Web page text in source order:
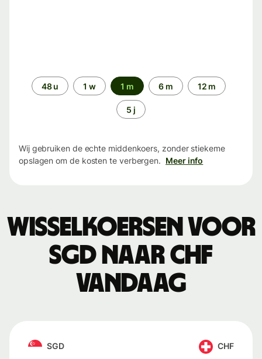
Periode48 u 1 w 1 m 6 m 12 m
5 j
Wij gebruiken de echte middenkoers, zonder stiekeme
opslagen om de kosten te verbergen. Meer info
Wisselkoersen voor
SGD naar CHF
vandaag
SGD CHF